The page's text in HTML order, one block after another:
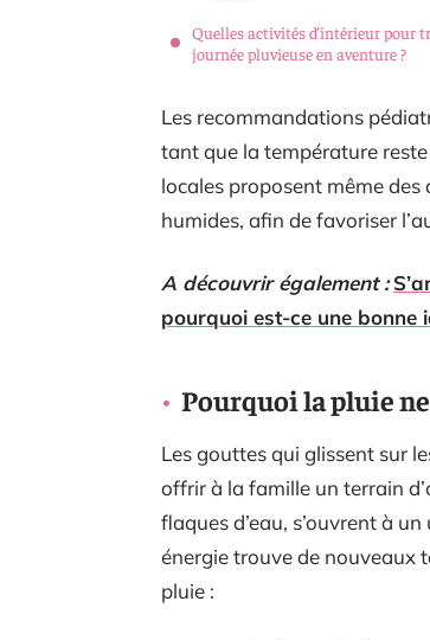
Quelles activités d’intérieur pour
journée pluvieuse en aventure ?
Les recommandations
tant que la température
locales proposent même
humides, afin de favoriser
A découvrir également :
pourquoi est-ce une bonne
Pourquoi la pluie
Les gouttes qui glissent sur
offrir à la famille un terrain
flaques d’eau, s’ouvrent à
énergie trouve de nouveaux
pluie :